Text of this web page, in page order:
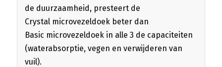
de duurzaamheid, presteert de
Crystal microvezeldoek beter dan
Basic microvezeldoek in alle 3 de capaciteiten
(waterabsorptie, vegen en verwijderen van
vuil).